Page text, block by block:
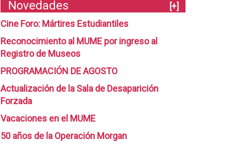
Novedades
[+]
Cine Foro: Mártires Estudiantiles
Reconocimiento al MUME por ingreso al
Registro de Museos
PROGRAMACIÓN DE AGOSTO
Actualización de la Sala de Desaparición
Forzada
Vacaciones en el MUME
50 años de la Operación Morgan